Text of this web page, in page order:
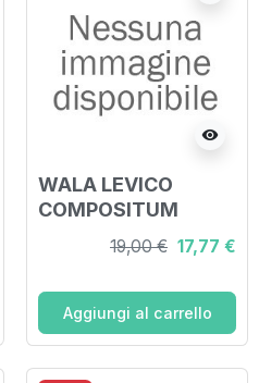
visibility
WALA LEVICO
COMPOSITUM
GLOBULI 20 G
19,00 € 17,77 €
Aggiungi al carrello